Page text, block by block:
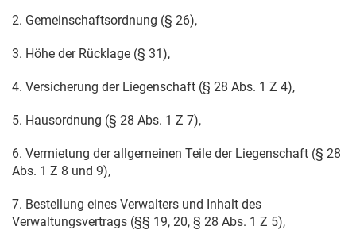
2. Gemeinschaftsordnung (§ 26),
3. Höhe der Rücklage (§ 31),
4. Versicherung der Liegenschaft (§ 28 Abs. 1 Z 4),
5. Hausordnung (§ 28 Abs. 1 Z 7),
6. Vermietung der allgemeinen Teile der Liegenschaft (§ 28
Abs. 1 Z 8 und 9),
7. Bestellung eines Verwalters und Inhalt des
Verwaltungsvertrags (§§ 19, 20, § 28 Abs. 1 Z 5),